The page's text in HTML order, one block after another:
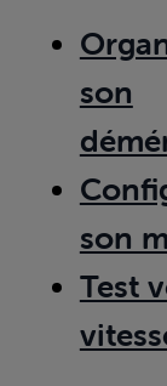
son
son
Test